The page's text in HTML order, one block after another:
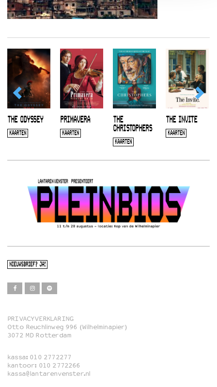
THE ODYSSEY
KAARTEN
PRIMAVERA
KAARTEN
THE
CHRISTOPHERS
KAARTEN
THE INVITE
KAARTEN
NIEUWSBRIEF? JA!
Film
Familie
Film in English
PRIVACYVERKLARING
Otto Reuchlinweg 996 (Wilhelminapier)
3072 MD Rotterdam
kassa: 010 2772277
kantoor: 010 2772266
kassa@lantarenvenster.nl